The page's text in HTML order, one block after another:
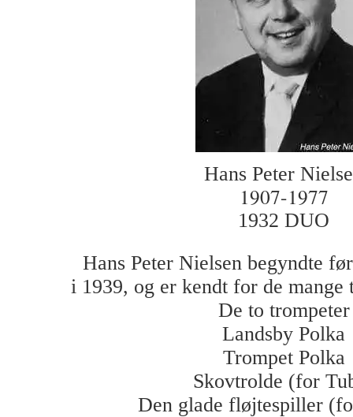
Hans Peter
1907-1977
1932 DUO
Hans Peter Nielsen begyndte
i 1939, og er kendt for de mange
De to trompeter
Landsby Polka
Trompet Polka
Skovtrolde (for
Den glade fløjtespiller